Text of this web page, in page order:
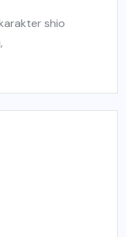
shio